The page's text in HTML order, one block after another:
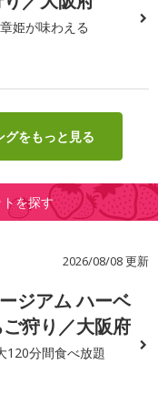
姫が味わえる
グをもっと見る
を探す
2026/08/08 更新
ジアム ハーベ
狩り／大阪府
120分間食べ放題